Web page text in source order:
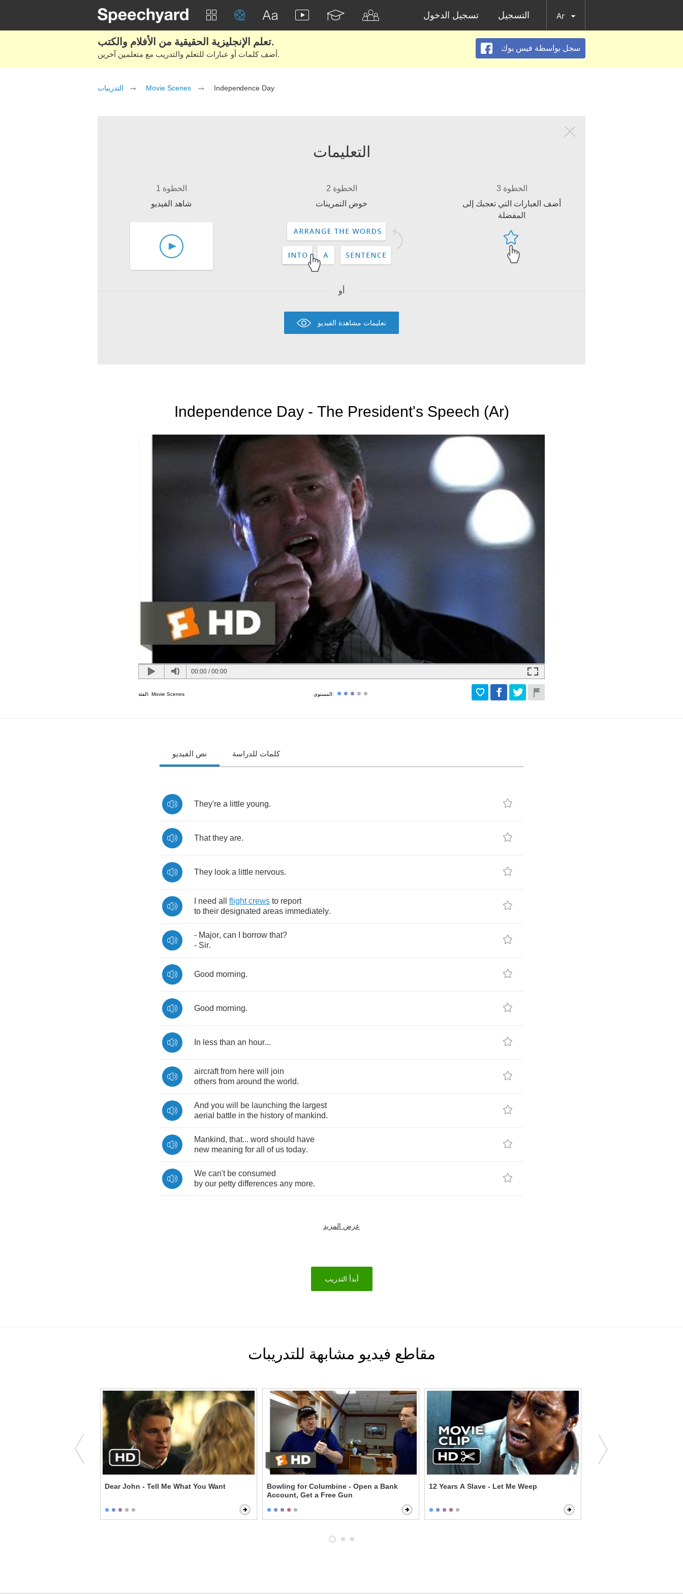
تسجيل الدخول التسجيل Ar
تعلم الإنجليزية الحقيقية من الأفلام والكتب.
أضف كلمات أو عبارات للتعلم والتدريب مع متعلمين آخرين.
سجل بواسطة فيس بوك
التدريبات Movie Scenes Independence Day
التعليمات
الخطوة 1
شاهد الفيديو
الخطوة 2
خوض التمرينات
الخطوة 3
أضف العبارات التي تعجبك إلى
المفضلة
أو
تعليمات مشاهدة الفيديو
Independence Day - The President's Speech (Ar)
00:00 /00:00
الفئة: Movie Scenes المستوى:
نص الفيديو كلمات للدراسة
They're a little young.
That they are.
They look a little nervous.
need all flight crews to report
to their designated areas immediately.
- Major, can borrow that?
- Sir.
Good morning.
Good morning.
In less than an hour...
aircraft from here will
join
others from around the world.
And you will be launching the largest
aerial
battle in the history of mankind.
Mankind, that... word should have
new meaning for all of us today.
We can't be consumed
by our petty differences any more.
عرض المزيد
أبدأ التدريب
مقاطع فيديو مشابهة للتدريبات
Dear John - Tell Me What You Want
Bowling for Columbine - Open a Bank
Account, Get a Free Gun
12 Years A Slave - Let Me Weep